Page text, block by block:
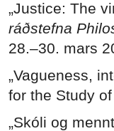
„Justice: The
ráðstefna
28.–30. mars
„Vagueness,
for the Study
„Skóli og